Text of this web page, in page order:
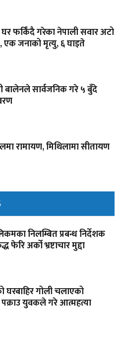
घर फर्किंदै गरेका नेपाली सवार अटो
एक जनाको मृत्यु, ६ घाइते
बालेनले सार्वजनिक गरे ५ बुँदे
रामायण, मिथिलामा सीतायण
निलम्बित प्रबन्ध निर्देशक
फेरि अर्को भ्रष्टाचार मुद्दा
गोली चलाएको
युवकले गरे आत्महत्या